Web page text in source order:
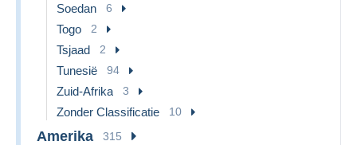
Soedan 6
Togo 2
Tsjaad 2
Tunesië 94
Zuid-Afrika 3
Zonder Classificatie 10
Amerika 315